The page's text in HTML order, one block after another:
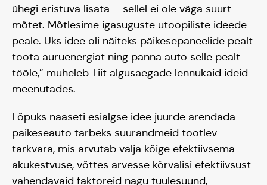
ühegi eristuva lisata – sellel ei ole väga suurt
mõtet. Mõtlesime igasuguste utoopiliste ideede
peale. Üks idee oli näiteks päikesepaneelide pealt
toota auruenergiat ning panna auto selle pealt
tööle,” muheleb Tiit algusaegade lennukaid ideid
meenutades.
Lõpuks naaseti esialgse idee juurde arendada
päikeseauto tarbeks suurandmeid töötlev
tarkvara, mis arvutab välja kõige efektiivsema
akukestvuse, võttes arvesse kõrvalisi efektiivsust
vähendavaid faktoreid nagu tuulesuund,